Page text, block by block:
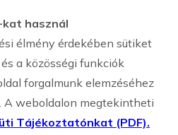
kat használ
élmény érdekében sütiket
a közösségi funkciók
forgalmunk elemzéséhez
A weboldalon megtekintheti
Tájékoztatónkat (PDF).
Shot Peening